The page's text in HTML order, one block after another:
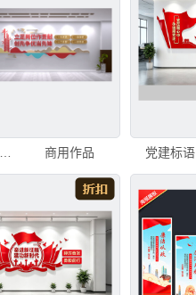
文化墙 商用作品 党建标语